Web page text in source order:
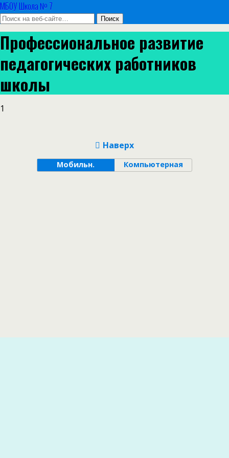
МБОУ Школа № 7
Профессиональное развитие
педагогических работников
школы
1
Наверх
Мобильн. Компьютерная